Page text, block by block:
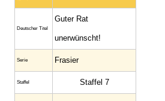
Deutscher Titel
Guter Rat
unerwünscht!
Serie Frasier
Staffel Staffel 7